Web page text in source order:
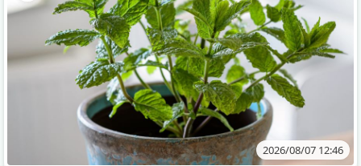
2026/08/07 12:46